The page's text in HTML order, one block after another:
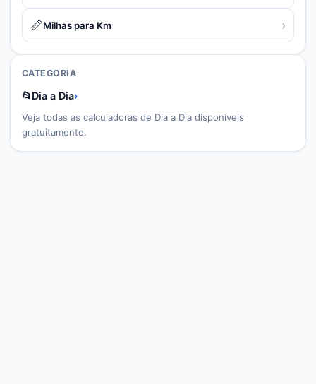
📏Milhas para Km ›
CATEGORIA
📂Dia a Dia›
Veja todas as calculadoras de Dia a Dia disponíveis
gratuitamente.